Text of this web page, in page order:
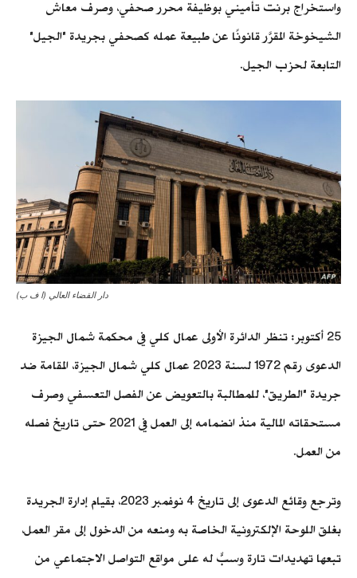
واستخراج برنت تأميني بوظيفة محرر صحفي، وصرف معاش
الشيخوخة المقرَّر قانونًا عن طبيعة عمله كصحفي بجريدة "الجيل"
التابعة لحزب الجيل.
دار القضاء العالي (ا ف ب)
25 أكتوبر: تنظر الدائرة الأولى عمال كلي في محكمة شمال الجيزة
الدعوى رقم 1972 لسنة 2023 عمال كلي شمال الجيزة، المقامة ضد
جريدة "الطريق"، للمطالبة بالتعويض عن الفصل التعسفي وصرف
مستحقاته المالية منذ انضمامه إلى العمل في 2021 حتى تاريخ فصله
من العمل.
وترجع وقائع الدعوى إلى تاريخ 4 نوفمبر 2023، بقيام إدارة الجريدة
بغلق اللوحة الإلكترونية الخاصة به ومنعه من الدخول إلى مقر العمل،
تبعها تهديدات تارة وسبٌّ له على مواقع التواصل الاجتماعي من